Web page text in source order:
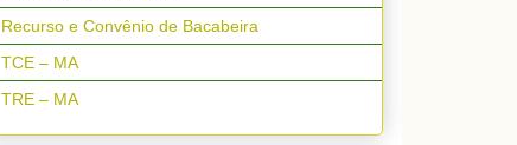
Recurso e Convênio de Bacabeira
TCE – MA
TRE – MA